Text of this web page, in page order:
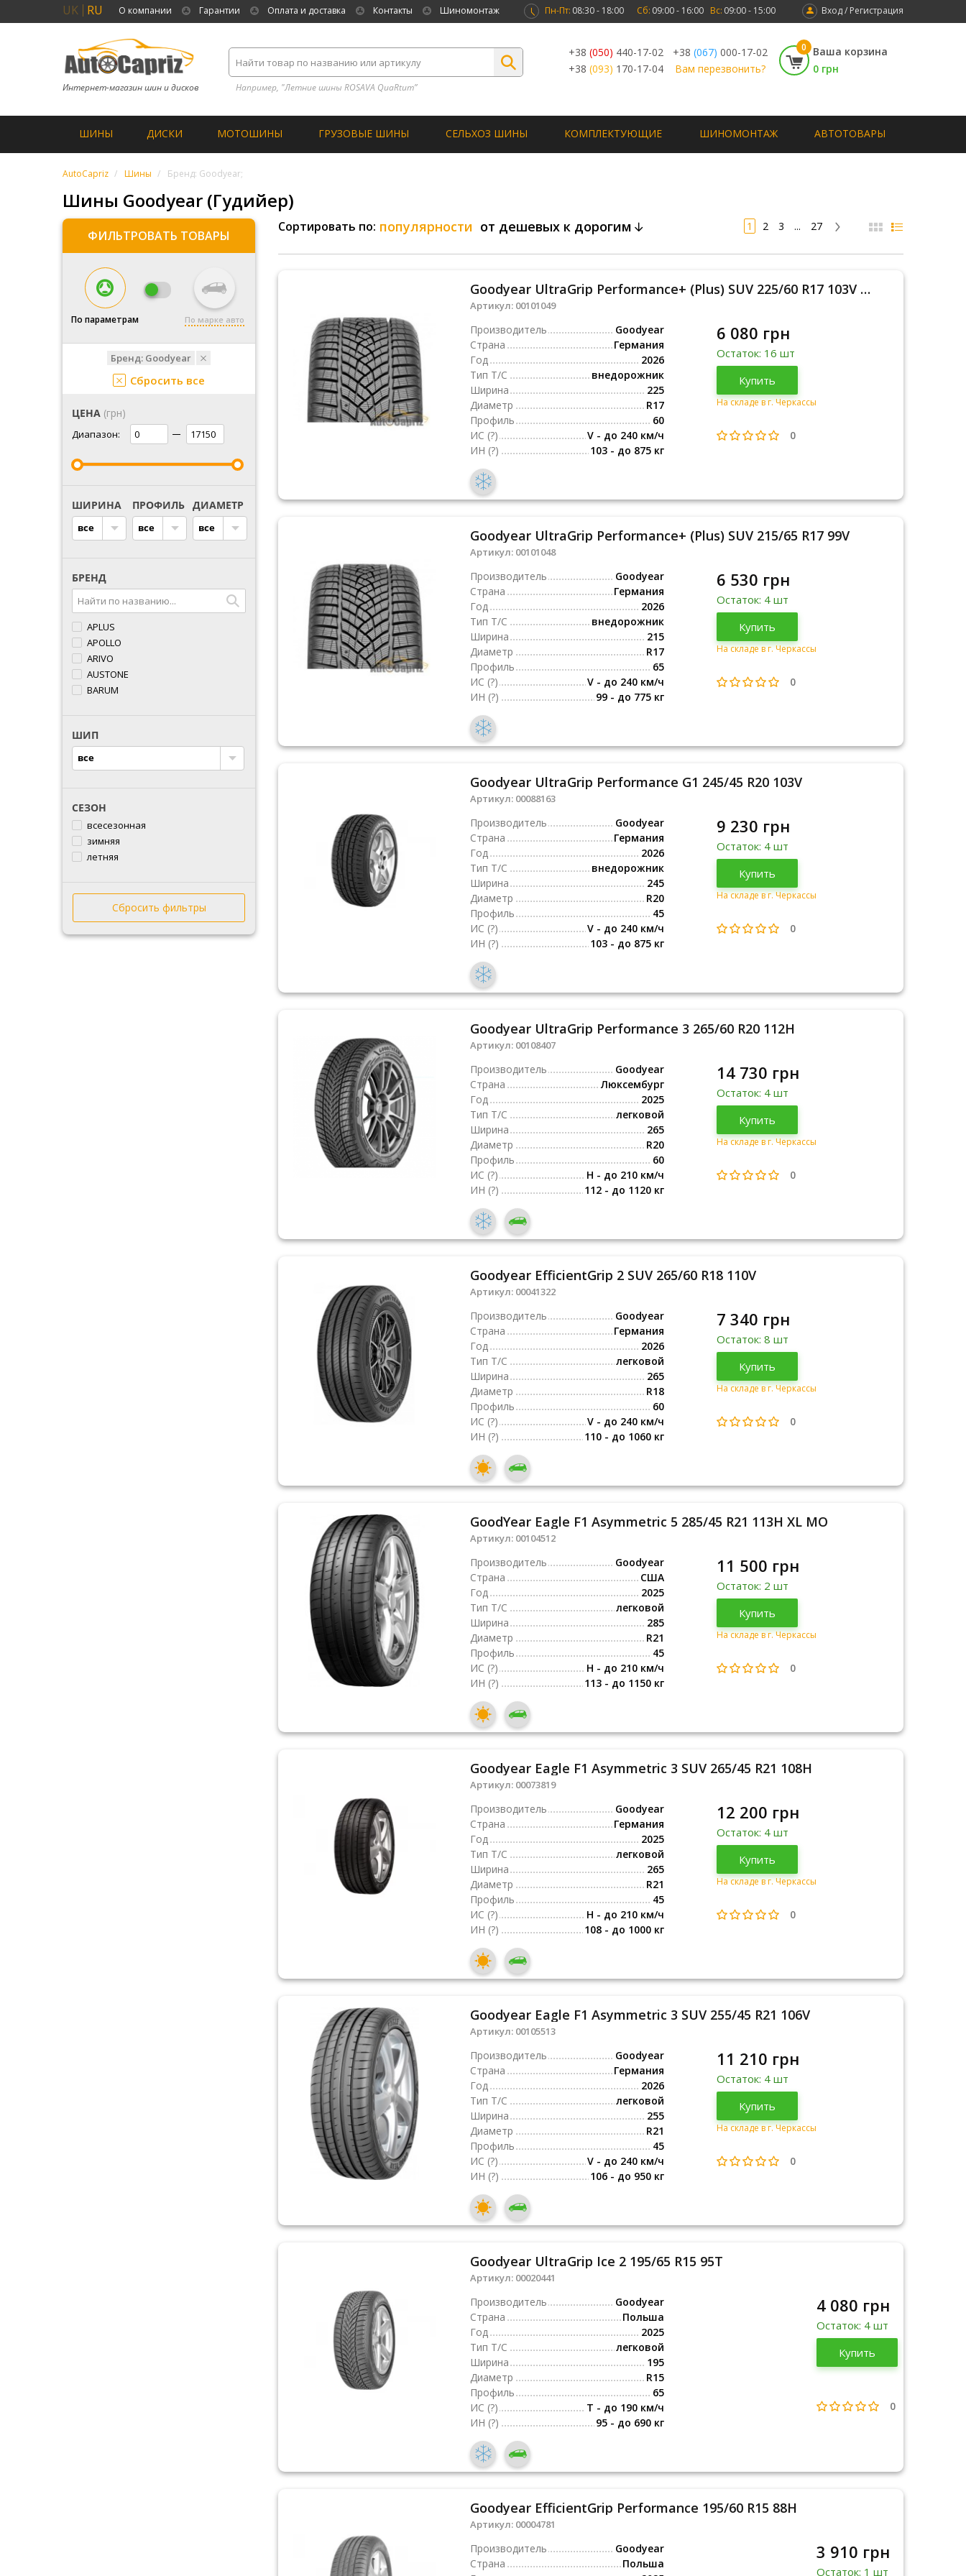
UK RU О компании Гарантии Оплата и доставка Контакты Шиномонтаж Вход / Регистрация
Пн-Пт: 08:30 - 18:00 Сб: 09:00 - 16:00 Вс: 09:00 - 15:00
Интернет-магазин шин и дисков Например, "Летние шины ROSAVA QuaRtum”
+38 (050) 440-17-02 +38 (067) 000-17-02
+38 (093) 170-17-04 Вам перезвонить?
0
Ваша корзина
0 грн
ШИНЫ ДИСКИ МОТОШИНЫ ГРУЗОВЫЕ ШИНЫ СЕЛЬХОЗ ШИНЫ КОМПЛЕКТУЮЩИЕ ШИНОМОНТАЖ АВТОТОВАРЫ
AutoCapriz Шины Бренд: Goodyear;
Шины Goodyear (Гудийер)
ФИЛЬТРОВАТЬ ТОВАРЫ
По параметрам По марке авто
Бренд: Goodyear
Сбросить все
ЦЕНА (грн)
Диапазон:
ШИРИНА
все
ПРОФИЛЬ
все
ДИАМЕТР
все
БРЕНД
APLUS
APOLLO
ARIVO
AUSTONE
BARUM
BRIDGESTONE
CACHLAND
COMFORSER
DEBICA
DOUBLESTAR
DOVROAD
DURUN
ESTRADA
ШИП
все
СЕЗОН
всесезонная
зимняя
летняя
Сбросить фильтры
Сортировать по: популярности от дешевых к дорогим 1 2 3 ... 27
Goodyear UltraGrip Performance+ (Plus) SUV 225/60 R17 103V XL
Артикул: 00101049
Производитель
Goodyear
Страна
Германия
Год
2026
Тип Т/С
внедорожник
Ширина
225
Диаметр
R17
Профиль
60
ИС (?)
V - до 240 км/ч
ИН (?) 103 - до 875 кг
Германия
2026
6 080 грн
Остаток: 16 шт
Купить
На складе в г. Черкассы
0
Goodyear UltraGrip Performance+ (Plus) SUV 215/65 R17 99V
Артикул: 00101048
Производитель
Goodyear
Страна
Германия
Год
2026
Тип Т/С
внедорожник
Ширина
215
Диаметр
R17
Профиль
65
ИС (?)
V - до 240 км/ч
ИН (?) 99 - до 775 кг
Германия
2026
6 530 грн
Остаток: 4 шт
Купить
На складе в г. Черкассы
0
Goodyear UltraGrip Performance G1 245/45 R20 103V
Артикул: 00088163
Производитель
Goodyear
Страна
Германия
Год
2026
Тип Т/С
внедорожник
Ширина
245
Диаметр
R20
Профиль
45
ИС (?)
V - до 240 км/ч
ИН (?) 103 - до 875 кг
Германия
2026
9 230 грн
Остаток: 4 шт
Купить
На складе в г. Черкассы
0
Goodyear UltraGrip Performance 3 265/60 R20 112H
Артикул: 00108407
Производитель
Goodyear
Страна
Люксембург
Год
2025
Тип Т/С
легковой
Ширина
265
Диаметр
R20
Профиль
60
ИС (?)
H - до 210 км/ч
ИН (?) 112 - до 1120 кг
Люксембург
2025
14 730 грн
Остаток: 4 шт
Купить
На складе в г. Черкассы
0
Goodyear EfficientGrip 2 SUV 265/60 R18 110V
Артикул: 00041322
Производитель
Goodyear
Страна
Германия
Год
2026
Тип Т/С
легковой
Ширина
265
Диаметр
R18
Профиль
60
ИС (?)
V - до 240 км/ч
ИН (?) 110 - до 1060 кг
Германия
2026
7 340 грн
Остаток: 8 шт
Купить
На складе в г. Черкассы
0
GoodYear Eagle F1 Asymmetric 5 285/45 R21 113H XL MO
Артикул: 00104512
Производитель
Goodyear
Страна
США
Год
2025
Тип Т/С
легковой
Ширина
285
Диаметр
R21
Профиль
45
ИС (?)
H - до 210 км/ч
ИН (?) 113 - до 1150 кг
США
2025
11 500 грн
Остаток: 2 шт
Купить
На складе в г. Черкассы
0
Goodyear Eagle F1 Asymmetric 3 SUV 265/45 R21 108H
Артикул: 00073819
Производитель
Goodyear
Страна
Германия
Год
2025
Тип Т/С
легковой
Ширина
265
Диаметр
R21
Профиль
45
ИС (?)
H - до 210 км/ч
ИН (?) 108 - до 1000 кг
Германия
2025
12 200 грн
Остаток: 4 шт
Купить
На складе в г. Черкассы
0
Goodyear Eagle F1 Asymmetric 3 SUV 255/45 R21 106V
Артикул: 00105513
Производитель
Goodyear
Страна
Германия
Год
2026
Тип Т/С
легковой
Ширина
255
Диаметр
R21
Профиль
45
ИС (?)
V - до 240 км/ч
ИН (?) 106 - до 950 кг
Германия
2026
11 210 грн
Остаток: 4 шт
Купить
На складе в г. Черкассы
0
Goodyear UltraGrip Ice 2 195/65 R15 95T
Артикул: 00020441
Производитель
Goodyear
Страна
Польша
Год
2025
Тип Т/С
легковой
Ширина
195
Диаметр
R15
Профиль
65
ИС (?)
T - до 190 км/ч
ИН (?) 95 - до 690 кг
Польша
2025
4 080 грн
Остаток: 4 шт
Купить
0
Goodyear EfficientGrip Performance 195/60 R15 88H
Артикул: 00004781
Производитель
Goodyear
Страна
Польша
3 910 грн
Остаток: 1 шт